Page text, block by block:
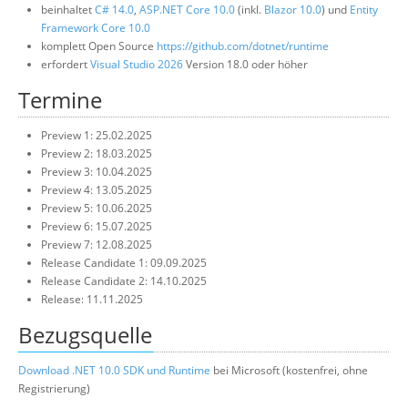
beinhaltetC# 14.0, ASP.NET Core 10.0(inkl. Blazor 10.0) und Entity
Framework Core 10.0
komplett Open Source https://github.com/dotnet/runtime
erfordertVisual Studio 2026Version 18.0 oder höher
Termine
Preview 1: 25.02.2025
Preview 2: 18.03.2025
Preview 3: 10.04.2025
Preview 4: 13.05.2025
Preview 5: 10.06.2025
Preview 6: 15.07.2025
Preview 7: 12.08.2025
Release Candidate 1: 09.09.2025
Release Candidate 2: 14.10.2025
Release: 11.11.2025
Bezugsquelle
Download .NET 10.0 SDK und Runtime bei Microsoft (kostenfrei, ohne
Registrierung)